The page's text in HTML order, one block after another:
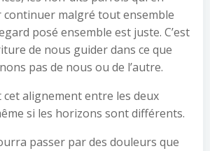
malgré tout ensemble
posé ensemble est juste. C’est
de nous guider dans ce que
pas de nous ou de l’autre.
cet alignement entre les deux
si les horizons sont différents.
passer par des douleurs que